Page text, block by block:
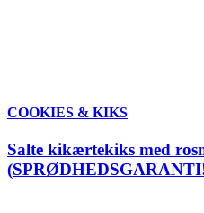
COOKIES & KIKS
Salte kikærtekiks med